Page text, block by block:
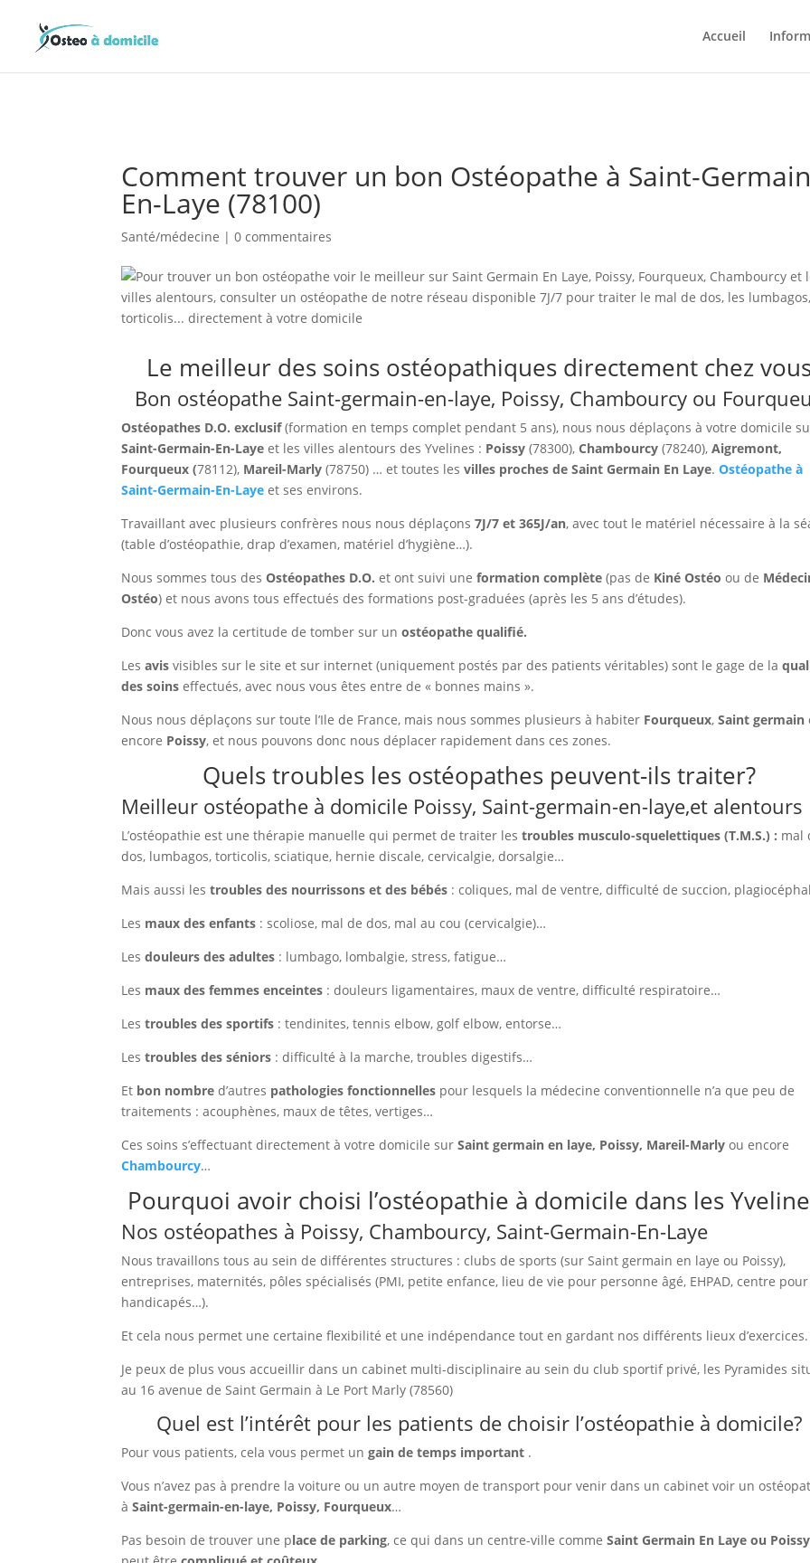
Accueil
Comment trouver un bon Ostéopathe à Saint-
En-Laye (78100)
Santé/médecine |0 commentaires
Le meilleur des soins ostéopathiques directement chez
Bon ostéopathe Saint-germain-en-laye, Poissy, Chambourcy ou
Ostéopathes D.O. exclusif(formation en temps complet pendant 5 ans), nous nous déplaçons à votre domicile
Saint-Germain-En-Laye et les villes alentours des Yvelines : Poissy (78300),Chambourcy(78240),Aigremont,
Fourqueux (78112), Mareil-Marly (78750) … et toutes lesvilles proches de Saint Germain En Laye.Ostéopathe à
Saint-Germain-En-Laye et ses environs.
Travaillant avec plusieurs confrères nous nous déplaçons7J/7 et 365J/an, avec tout le matériel nécessaire à la
(table d’ostéopathie, drap d’examen, matériel d’hygiène…).
Nous sommes tous des Ostéopathes D.O. et ont suivi une formation complète (pas de Kiné Ostéo ou de
Ostéo) et nous avons tous effectués des formations post-graduées (après les 5 ans d’études).
Donc vous avez la certitude de tomber sur unostéopathe qualifié.
Lesavisvisibles sur le site et sur internet (uniquement postés par des patients véritables) sont le gage de la
des soins effectués, avec nous vous êtes entre de « bonnes mains ».
Nous nous déplaçons sur toute l’Ile de France, mais nous sommes plusieurs à habiter Fourqueux,Saint germain
encore Poissy, et nous pouvons donc nous déplacer rapidement dans ces zones.
Quels troubles les ostéopathes peuvent-ils traiter?
Meilleur ostéopathe à domicile Poissy, Saint-germain-en-laye,et alentours
L’ostéopathie est une thérapie manuelle qui permet de traiter lestroubles musculo-squelettiques (T.M.S.) : mal
dos, lumbagos, torticolis, sciatique, hernie discale, cervicalgie, dorsalgie…
Mais aussi lestroubles des nourrissons et des bébés : coliques, mal de ventre, difficulté de succion,
Les maux des enfants : scoliose, mal de dos, mal au cou (cervicalgie)…
Lesdouleurs des adultes : lumbago, lombalgie, stress, fatigue…
Les maux des femmes enceintes : douleurs ligamentaires, maux de ventre, difficulté respiratoire…
Lestroubles des sportifs : tendinites, tennis elbow, golf elbow, entorse…
Lestroubles des séniors : difficulté à la marche, troubles digestifs…
Et bon nombre d’autres pathologies fonctionnelles pour lesquels la médecine conventionnelle n’a que peu de
traitements : acouphènes, maux de têtes, vertiges…
Ces soins s’effectuant directement à votre domicile surSaint germain en laye, Poissy, Mareil-Marly ou encore
Chambourcy…
Pourquoi avoir choisi l’ostéopathie à domicile dans les
Nos ostéopathes à Poissy, Chambourcy, Saint-Germain-En-Laye
Nous travaillons tous au sein de différentes structures : clubs de sports (sur Saint germain en laye ou Poissy),
entreprises, maternités, pôles spécialisés (PMI, petite enfance, lieu de vie pour personne âgé, EHPAD, centre pour
handicapés…).
Et cela nous permet une certaine flexibilité et une indépendance tout en gardant nos différents lieux d’exercices.
Je peux de plus vous accueillir dans un cabinet multi-disciplinaire au sein du club sportif privé, les Pyramides
au 16 avenue de Saint Germain à Le Port Marly (78560)
Quel est l’intérêt pour les patients de choisir l’ostéopathie à domicile?
Pour vous patients, cela vous permet ungain de temps important .
Vous n’avez pas à prendre la voiture ou un autre moyen de transport pour venir dans un cabinet voir un
àSaint-germain-en-laye, Poissy, Fourqueux…
Pas besoin de trouver une place de parking, ce qui dans un centre-ville commeSaint Germain En Laye ou Poissy